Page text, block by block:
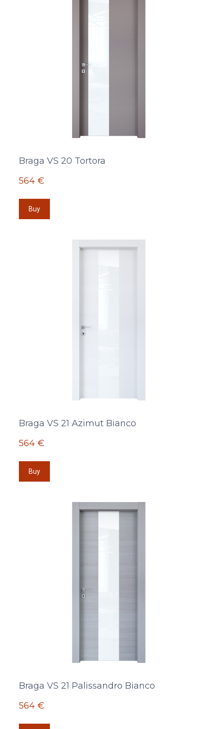
Braga VS 20 Tortora
564 €
Buy
Braga VS 21 Azimut Bianco
564 €
Buy
Braga VS 21 Palissandro Bianco
564 €